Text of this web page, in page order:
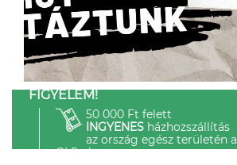
FIGYELEM!
50 000 Ft felett
INGYENESházhozszállítás
az ország egész területén a
GLS-el.